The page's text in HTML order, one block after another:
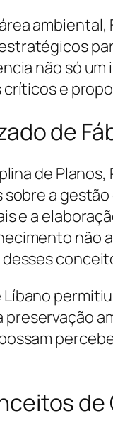
não só
e
de
de
a
e a
não